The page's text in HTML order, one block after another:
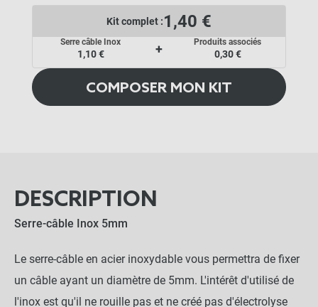
Kit complet :1,40 €
Serre câble Inox
1,10 € +
Produits associés
0,30 €
COMPOSER MON KIT
DESCRIPTION
Serre-câble Inox 5mm
Le serre-câble en acier inoxydable vous permettra de fixer
un câble ayant un diamètre de 5mm. L'intérêt d'utilisé de
l'inox est qu'il ne rouille pas et ne créé pas d'électrolyse